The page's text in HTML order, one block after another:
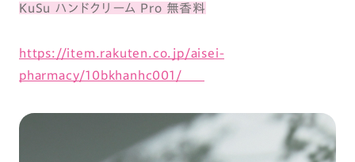
KuSu ハンドクリーム Pro 無香料
https://item.rakuten.co.jp/aisei-
pharmacy/10bkhanhc001/